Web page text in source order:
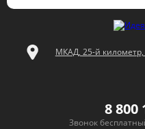
МКАД, 25-й километр,
8 800
Звонок